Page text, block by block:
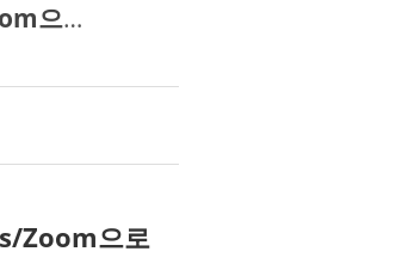
2026년 4월 164기 국제기구 인재육성반 모집 안내(MS Teams/Zoom으로도 가능)
Zoom으로